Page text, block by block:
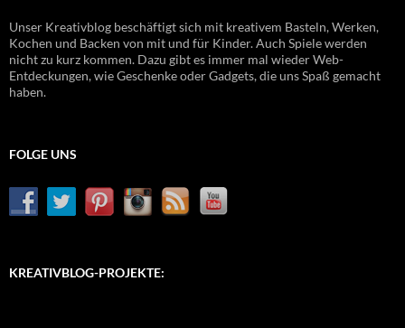
Unser Kreativblog beschäftigt sich mit kreativem Basteln, Werken,
Kochen und Backen von mit und für Kinder. Auch Spiele werden
nicht zu kurz kommen. Dazu gibt es immer mal wieder Web-
Entdeckungen, wie Geschenke oder Gadgets, die uns Spaß gemacht
haben.
FOLGE UNS
KREATIVBLOG-PROJEKTE: